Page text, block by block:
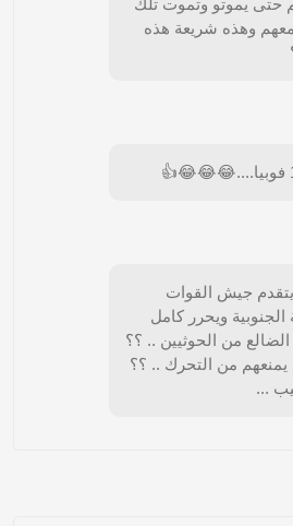
حتى يموتو وتموت تلك
معهم وهذه شريعة هذه
جيش القوات
ويحرر كامل
من الحوثيين .. ؟؟
من التحرك .. ؟؟
...